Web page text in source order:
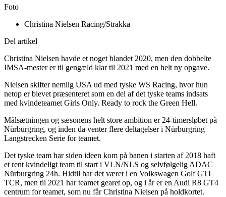
Foto
Christina Nielsen Racing/Strakka
Del artikel
Christina Nielsen havde et noget blandet 2020, men den dobbelte
IMSA-mester er til gengæld klar til 2021 med en helt ny opgave.
Nielsen skifter nemlig USA ud med tyske WS Racing, hvor hun
netop er blevet præsenteret som en del af det tyske teams indsats
med kvindeteamet Girls Only. Ready to rock the Green Hell.
Målsætningen og sæsonens helt store ambition er 24-timersløbet på
Nürburgring, og inden da venter flere deltagelser i Nürburgring
Langstrecken Serie for teamet.
Det tyske team har siden ideen kom på banen i starten af 2018 haft
et rent kvindeligt team til start i VLN/NLS og selvfølgelig ADAC
Nürburgring 24h. Hidtil har det været i en Volkswagen Golf GTI
TCR, men til 2021 har teamet gearet op, og i år er en Audi R8 GT4
centrum for teamet, som nu får Christina Nielsen på holdkortet.